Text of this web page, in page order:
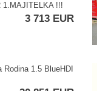
1.MAJITELKA !!!
3 713 EUR
Rodina 1.5 BlueHDI